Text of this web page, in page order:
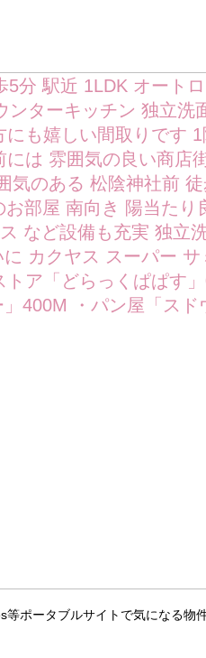
ポータブルサイトで気になる物